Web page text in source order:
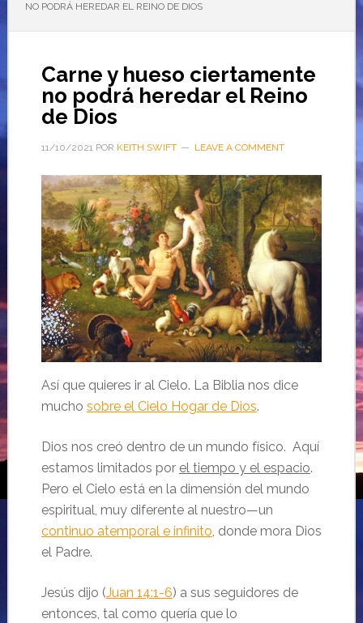
NO PODRÁ HEREDAR EL REINO DE DIOS
Carne y hueso ciertamente
no podrá heredar el Reino
de Dios
11/10/2021POR KEITH SWIFT LEAVE A COMMENT
Así que quieres ir al Cielo. La Biblia nos dice
mucho sobre el Cielo Hogar de Dios.
Dios nos creó dentro de un mundo físico. Aquí
estamos limitados por el tiempo y el espacio.
Pero el Cielo está en la dimensión del mundo
espiritual, muy diferente al nuestro—un
continuo atemporal e infinito, donde mora Dios
el Padre.
Jesús dijo (Juan 14:1-6) a sus seguidores de
entonces, tal como quería que lo